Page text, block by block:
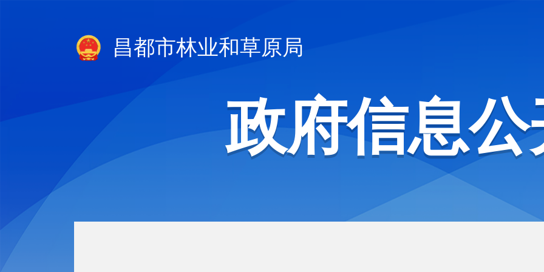
昌都市林业和草原局
政府信息公